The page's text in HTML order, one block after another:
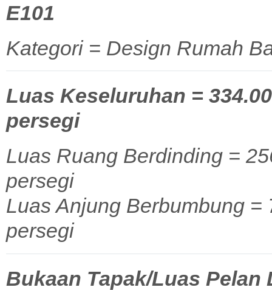
E101
Kategori = Design Rumah
Luas Keseluruhan =
persegi
Luas Ruang Berdinding =
persegi
Luas Anjung Berbumbung
persegi
Bukaan Tapak/Luas Pelan